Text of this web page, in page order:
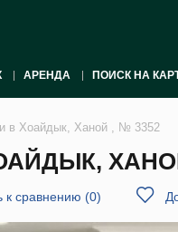
АРЕНДА ПОИСК НА
в Хоайдык, Ханой , № 3352
к сравнению (0)